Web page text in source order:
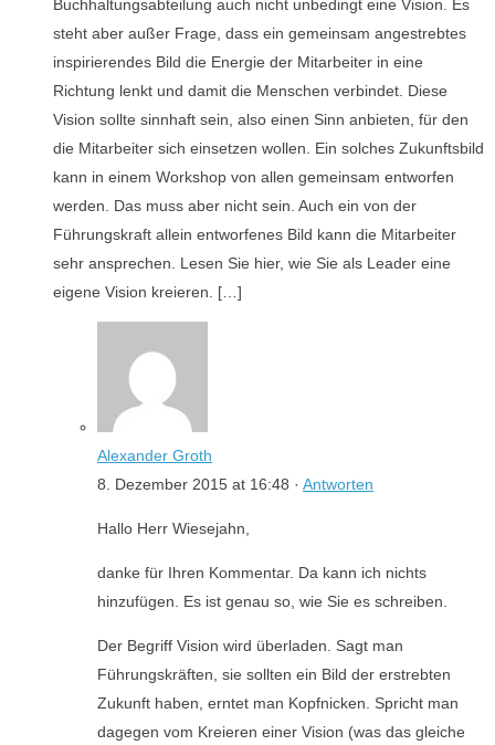
Buchhaltungsabteilung auch nicht unbedingt eine Vision. Es
steht aber außer Frage, dass ein gemeinsam angestrebtes
inspirierendes Bild die Energie der Mitarbeiter in eine
Richtung lenkt und damit die Menschen verbindet. Diese
Vision sollte sinnhaft sein, also einen Sinn anbieten, für den
die Mitarbeiter sich einsetzen wollen. Ein solches Zukunftsbild
kann in einem Workshop von allen gemeinsam entworfen
werden. Das muss aber nicht sein. Auch ein von der
Führungskraft allein entworfenes Bild kann die Mitarbeiter
sehr ansprechen. Lesen Sie hier, wie Sie als Leader eine
eigene Vision kreieren. […]
Alexander Groth
8. Dezember 2015 at 16:48 · Antworten
Hallo Herr Wiesejahn,
danke für Ihren Kommentar. Da kann ich nichts
hinzufügen. Es ist genau so, wie Sie es schreiben.
Der Begriff Vision wird überladen. Sagt man
Führungskräften, sie sollten ein Bild der erstrebten
Zukunft haben, erntet man Kopfnicken. Spricht man
dagegen vom Kreieren einer Vision (was das gleiche